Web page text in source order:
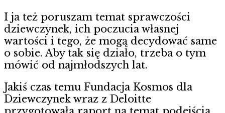
I ja też poruszam temat sprawczości
dziewczynek, ich poczucia własnej
wartości i tego, że mogą decydować same
o sobie. Aby tak się działo, trzeba o tym
mówić od najmłodszych lat.
Jakiś czas temu Fundacja Kosmos dla
Dziewczynek wraz z Deloitte